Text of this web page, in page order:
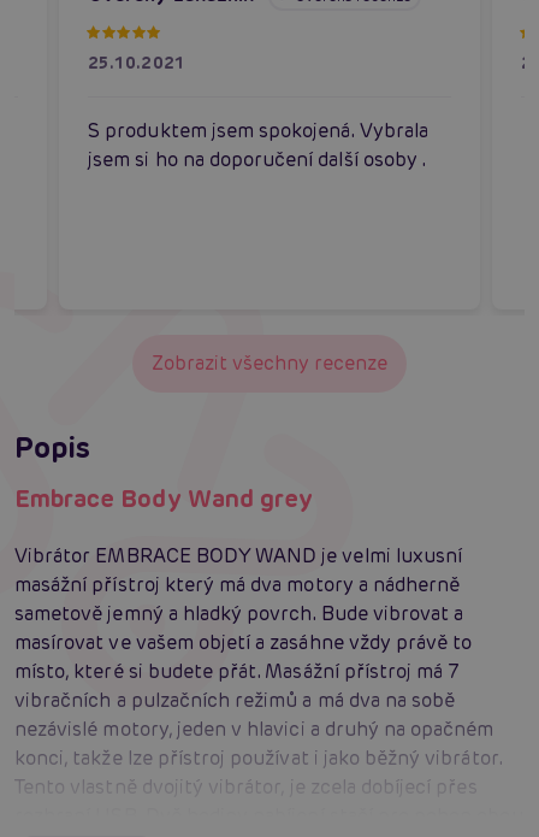
25.10.2021
S produktem jsem spokojená. Vybrala
jsem si ho na doporučení další osoby .
Zobrazit všechny recenze
Popis
Embrace Body Wand grey
Vibrátor EMBRACE BODY WAND je velmi luxusní
masážní přístroj který má dva motory a nádherně
sametově jemný a hladký povrch. Bude vibrovat a
masírovat ve vašem objetí a zasáhne vždy právě to
místo, které si budete přát. Masážní přístroj má 7
vibračních a pulzačních režimů a má dva na sobě
nezávislé motory, jeden v hlavici a druhý na opačném
konci, takže lze přístroj používat i jako běžný vibrátor.
Tento vlastně dvojitý vibrátor, je zcela dobíjecí přes